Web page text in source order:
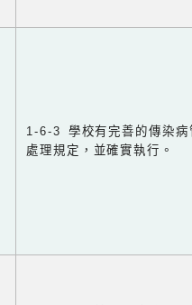
1-6-3 學校有完善的傳染病
處理規定，並確實執行。